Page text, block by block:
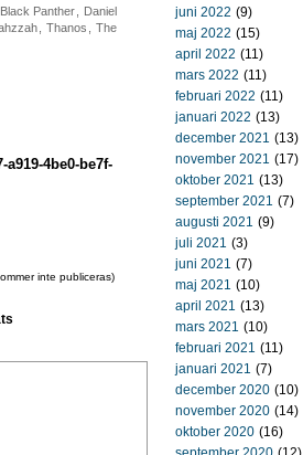
Black Panther
Daniel
Thanos
The
a919-4be0-be7f-
inte publiceras)
juni 2022 (9)
maj 2022 (15)
april 2022 (11)
mars 2022 (11)
februari 2022 (11)
januari 2022 (13)
december 2021 (13)
november 2021 (17)
oktober 2021 (13)
september 2021 (7)
augusti 2021 (9)
juli 2021 (3)
juni 2021 (7)
maj 2021 (10)
april 2021 (13)
mars 2021 (10)
februari 2021 (11)
januari 2021 (7)
december 2020 (10)
november 2020 (14)
oktober 2020 (16)